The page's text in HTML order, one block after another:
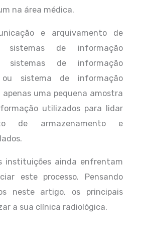
na área médica.
e arquivamento de
sistemas de informação
sistemas de informação
ou sistema de informação
apenas uma pequena amostra
utilizados para lidar
de armazenamento e
instituições ainda enfrentam
este processo. Pensando
neste artigo, os principais
a sua clínica radiológica.